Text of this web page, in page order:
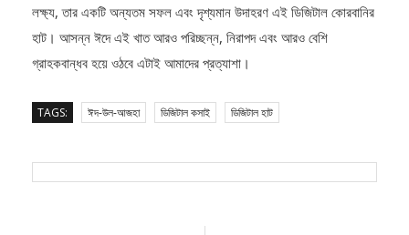
লক্ষ্য, তার একটি অন্যতম সফল এবং দৃশ্যমান উদাহরণ এই ডিজিটাল কোরবানির
হাট। আসন্ন ঈদে এই খাত আরও পরিচ্ছন্ন, নিরাপদ এবং আরও বেশি
গ্রাহকবান্ধব হয়ে ওঠবে এটাই আমাদের প্রত্যাশা।
TAGS: ঈদ-উল-আজহা ডিজিটাল কসাই ডিজিটাল হাট